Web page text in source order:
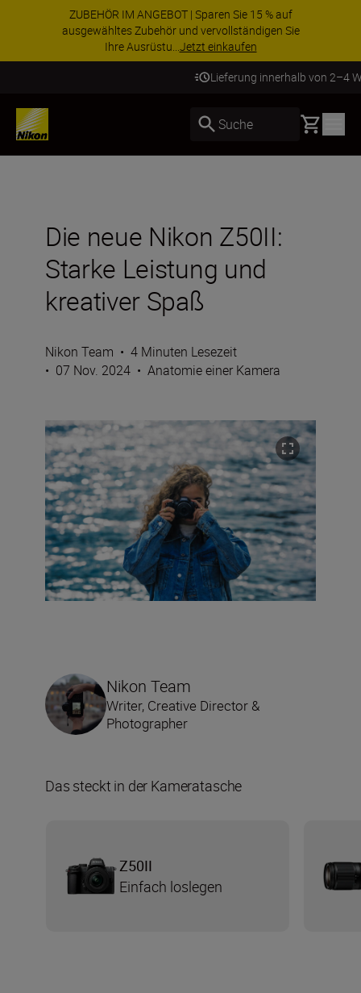
ZUBEHÖR IM ANGEBOT | Sparen Sie 15 % auf
ausgewähltes Zubehör und vervollständigen Sie
Ihre Ausrüstu...Jetzt einkaufen
Lieferung innerhalb von 2–4 Werktagen
Suche Basket
Die neue Nikon Z50II:
Starke Leistung und
kreativer Spaß
Nikon Team • 4 Minuten Lesezeit
• 07 Nov. 2024 • Anatomie einer Kamera
Nikon Team
Writer, Creative Director &
Photographer
Das steckt in der Kameratasche
Z50II
Einfach loslegen